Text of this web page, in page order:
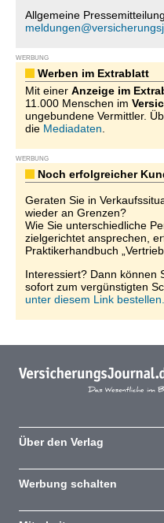
Allgemeine
WERBUNG
Werben im Extrablatt
Mit einer Anzeige im
11.000 Menschen im
ungebundene Vermittler.
die Mediadaten
WERBUNG
Noch erfolgreicher
Geraten Sie in
wieder an Grenzen?
Wie Sie unterschiedliche
zielgerichtet ansprechen,
Praktikerhandbuch
Interessiert? Dann können
sofort zum vergünstigten
unter diesem Link bestellen.
Über den Verlag
Werbung schalten